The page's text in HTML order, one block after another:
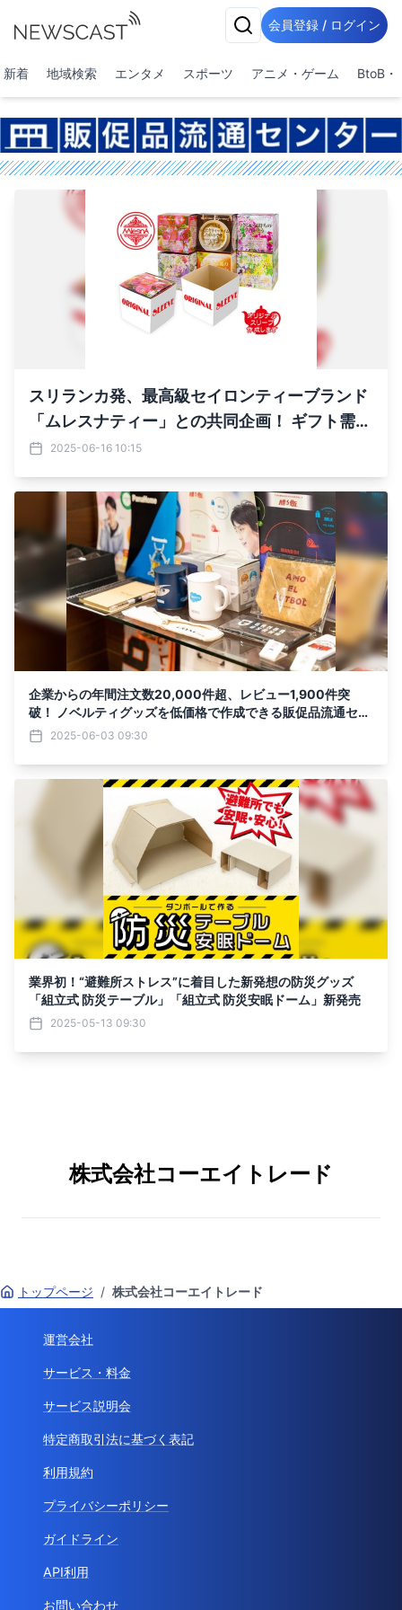
会員登録 / ログイン
新着 地域検索 エンタメ スポーツ アニメ・ゲーム BtoB・
スリランカ発、最高級セイロンティーブランド
「ムレスナティー」との共同企画！ ギフト需要
の高まる紅茶市場に新提案。 低ロットで始める
開始いたします
2025-06-16 10:15
企業からの年間注文数20,000件超、レビュー1,900件突
破！ ノベルティグッズを低価格で作成できる販促品流通セン
ター、 利便性向上を目指しサイトを全面リニューアル
2025-06-03 09:30
業界初！“避難所ストレス”に着目した新発想の防災グッズ
「組立式 防災テーブル」「組立式 防災安眠ドーム」新発売
2025-05-13 09:30
株式会社コーエイトレード
トップページ / 株式会社コーエイトレード
運営会社
サービス・料金
サービス説明会
特定商取引法に基づく表記
利用規約
プライバシーポリシー
ガイドライン
API利用
お問い合わせ